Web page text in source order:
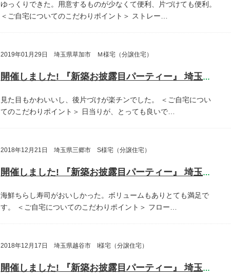
ゆっくりできた。用意するものが少なくて便利、片づけても便利。
＜ご自宅についてのこだわりポイント＞ ストレー…
2019年01月29日 埼玉県草加市 Ｍ様宅（分譲住宅）
開催しました! 『新築お披露目パーティー』 埼玉県草加市 M様宅
見た目もかわいいし、後片づけが楽チンでした。
＜ご自宅につい
てのこだわりポイント＞ 日当りが、とっても良いで…
2018年12月21日 埼玉県三郷市 S様宅（分譲住宅）
開催しました! 『新築お披露目パーティー』 埼玉県三郷市 S様宅
海鮮ちらし寿司がおいしかった。ボリュームもありとても満足で
す。
＜ご自宅についてのこだわりポイント＞ フロー…
2018年12月17日 埼玉県越谷市 I様宅（分譲住宅）
開催しました! 『新築お披露目パーティー』 埼玉県越谷市 I様宅